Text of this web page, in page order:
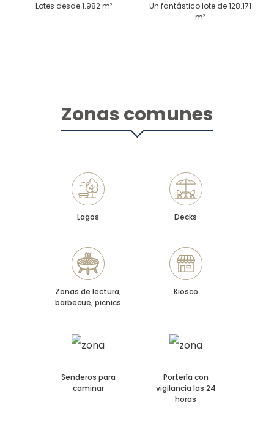
Lotes desde 1.982 m²
Un fantástico lote de 128.171
m²
Zonas comunes
Lagos Decks
Zonas de lectura,
barbecue, picnics
Kiosco
Senderos para
caminar
Portería con
vigilancia las 24
horas